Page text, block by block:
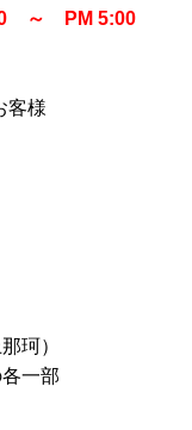
～ PM 5:00
客様
珂）
一部